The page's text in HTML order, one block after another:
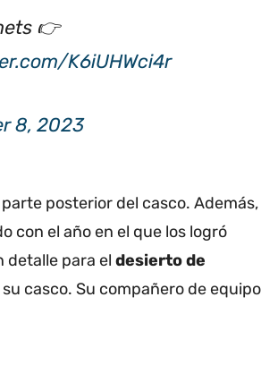
con el año en el que los logró
detalle para el desierto de
casco. Su compañero de equipo